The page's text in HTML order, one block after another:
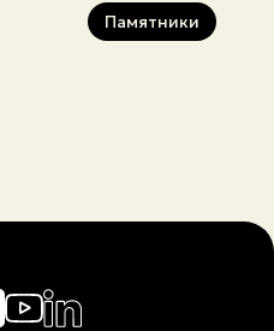
Памятники